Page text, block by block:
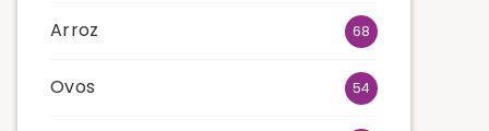
Arroz 68
Ovos 54